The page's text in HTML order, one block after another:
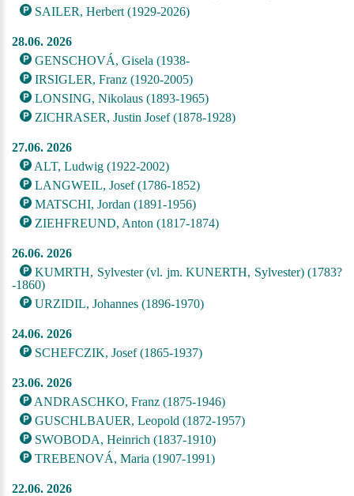
SAILER, Herbert (1929-2026)
28.06. 2026
GENSCHOVÁ, Gisela (1938-
IRSIGLER, Franz (1920-2005)
LONSING, Nikolaus (1893-1965)
ZICHRASER, Justin Josef (1878-1928)
27.06. 2026
ALT, Ludwig (1922-2002)
LANGWEIL, Josef (1786-1852)
MATSCHI, Jordan (1891-1956)
ZIEHFREUND, Anton (1817-1874)
26.06. 2026
KUMRTH, Sylvester (vl. jm. KUNERTH, Sylvester) (1783?
-1860)
URZIDIL, Johannes (1896-1970)
24.06. 2026
SCHEFCZIK, Josef (1865-1937)
23.06. 2026
ANDRASCHKO, Franz (1875-1946)
GUSCHLBAUER, Leopold (1872-1957)
SWOBODA, Heinrich (1837-1910)
TREBENOVÁ, Maria (1907-1991)
22.06. 2026